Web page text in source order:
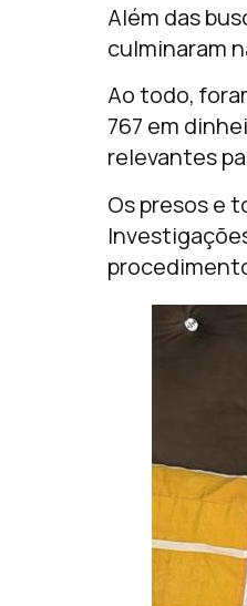
Além das
culminaram
Ao todo,
767 em
relevantes
Os presos e